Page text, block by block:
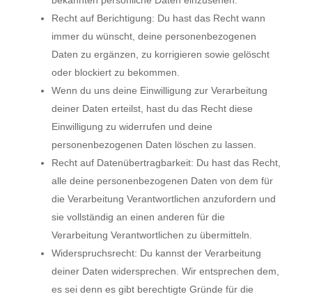
Recht auf Berichtigung: Du hast das Recht wann
immer du wünscht, deine personenbezogenen
Daten zu ergänzen, zu korrigieren sowie gelöscht
oder blockiert zu bekommen.
Wenn du uns deine Einwilligung zur Verarbeitung
deiner Daten erteilst, hast du das Recht diese
Einwilligung zu widerrufen und deine
personenbezogenen Daten löschen zu lassen.
Recht auf Datenübertragbarkeit: Du hast das Recht,
alle deine personenbezogenen Daten von dem für
die Verarbeitung Verantwortlichen anzufordern und
sie vollständig an einen anderen für die
Verarbeitung Verantwortlichen zu übermitteln.
Widerspruchsrecht: Du kannst der Verarbeitung
deiner Daten widersprechen. Wir entsprechen dem,
es sei denn es gibt berechtigte Gründe für die